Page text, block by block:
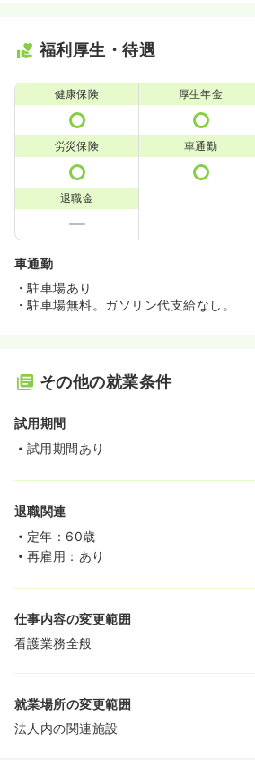
福利厚生・待遇
健康保険 厚生年金
労災保険 車通勤
退職金
車通勤
・駐車場あり
・駐車場無料。ガソリン代支給なし。
その他の就業条件
試用期間
試用期間あり
退職関連
定年：60歳
再雇用：あり
仕事内容の変更範囲
看護業務全般
就業場所の変更範囲
法人内の関連施設